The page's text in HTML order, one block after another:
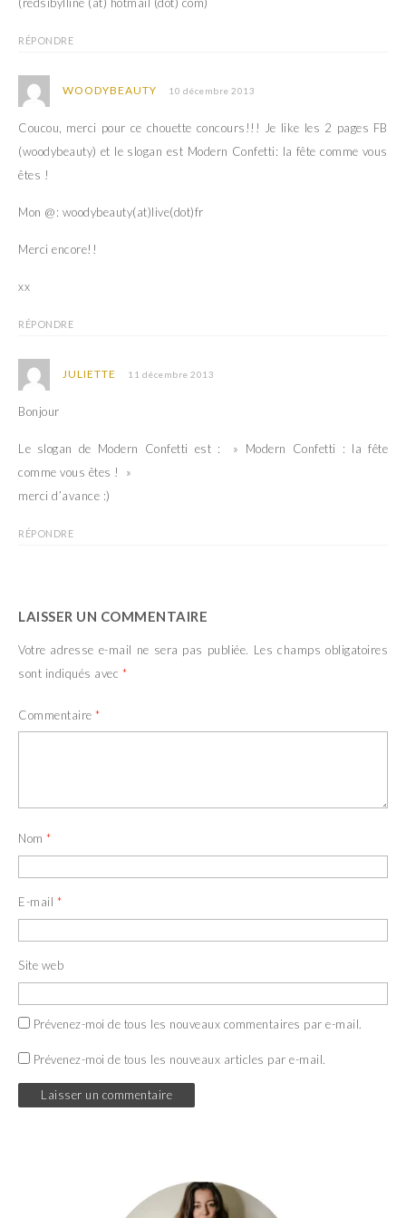
(redsibylline (at) hotmail (dot) com)
RÉPONDRE
WOODYBEAUTY 10 décembre 2013
Coucou, merci pour ce chouette concours!!! Je like les 2 pages FB
(woodybeauty) et le slogan est Modern Confetti: la fête comme vous
êtes !
Mon @: woodybeauty(at)live(dot)fr
Merci encore!!
xx
RÉPONDRE
JULIETTE 11 décembre 2013
Bonjour
Le slogan de Modern Confetti est : » Modern Confetti : la fête
comme vous êtes ! »
merci d’avance :)
RÉPONDRE
LAISSER UN COMMENTAIRE
Votre adresse e-mail ne sera pas publiée. Les champs obligatoires
sont indiqués avec *
Commentaire *
Nom *
E-mail *
Site web
Prévenez-moi de tous les nouveaux commentaires par e-mail.
Prévenez-moi de tous les nouveaux articles par e-mail.